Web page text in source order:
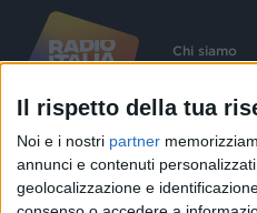
Il rispetto della tua
Noi e i nostri partner
annunci e contenuti
geolocalizzazione e
Chi siamo
©2026RADIO ITALIA S.p.A. P.IVA
contenute nel sito sono stati assolti
connessi.
Capitale Sociale € 580.000,00